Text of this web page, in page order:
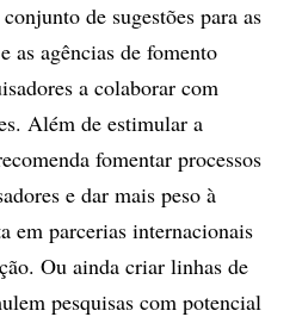
de sugestões para as
as agências de fomento
a colaborar com
Além de estimular a
fomentar processos
e dar mais peso à
em parcerias internacionais
Ou ainda criar linhas de
pesquisas com potencial